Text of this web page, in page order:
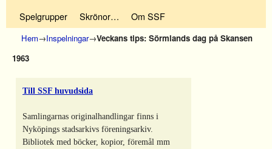
Spelgrupper
Skrönor… Om SSF
Hem→Inspelningar→Veckans tips: Sörmlands dag på Skansen
1963
Till SSF huvudsida
Samlingarnas originalhandlingar finns i
Nyköpings stadsarkivs föreningsarkiv.
Bibliotek med böcker, kopior, föremål mm